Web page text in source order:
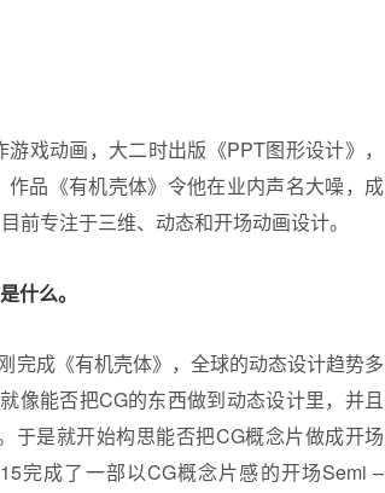
戏动画，大二时出版《PPT图形设计》，
品《有机壳体》令他在业内声名大噪，成
前专注于三维、动态和开场动画设计。
什么。
完成《有机壳体》，全球的动态设计趋势多
像能否把CG的东西做到动态设计里，并且
于是就开始构思能否把CG概念片做成开场
完成了一部以CG概念片感的开场Semi –